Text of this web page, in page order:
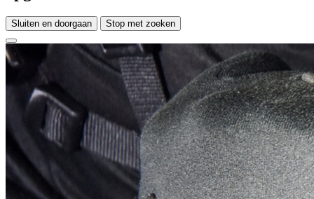
Sluiten en doorgaan Stop met zoeken